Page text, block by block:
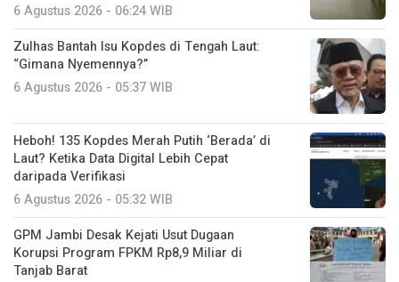
6 Agustus 2026 - 06:24 WIB
Zulhas Bantah Isu Kopdes di Tengah Laut:
“Gimana Nyemennya?”
6 Agustus 2026 - 05:37 WIB
Heboh! 135 Kopdes Merah Putih ‘Berada’ di
Laut? Ketika Data Digital Lebih Cepat
daripada Verifikasi
6 Agustus 2026 - 05:32 WIB
GPM Jambi Desak Kejati Usut Dugaan
Korupsi Program FPKM Rp8,9 Miliar di
Tanjab Barat